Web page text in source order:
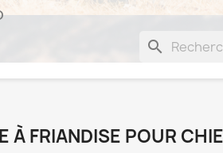
search
À FRIANDISE POUR